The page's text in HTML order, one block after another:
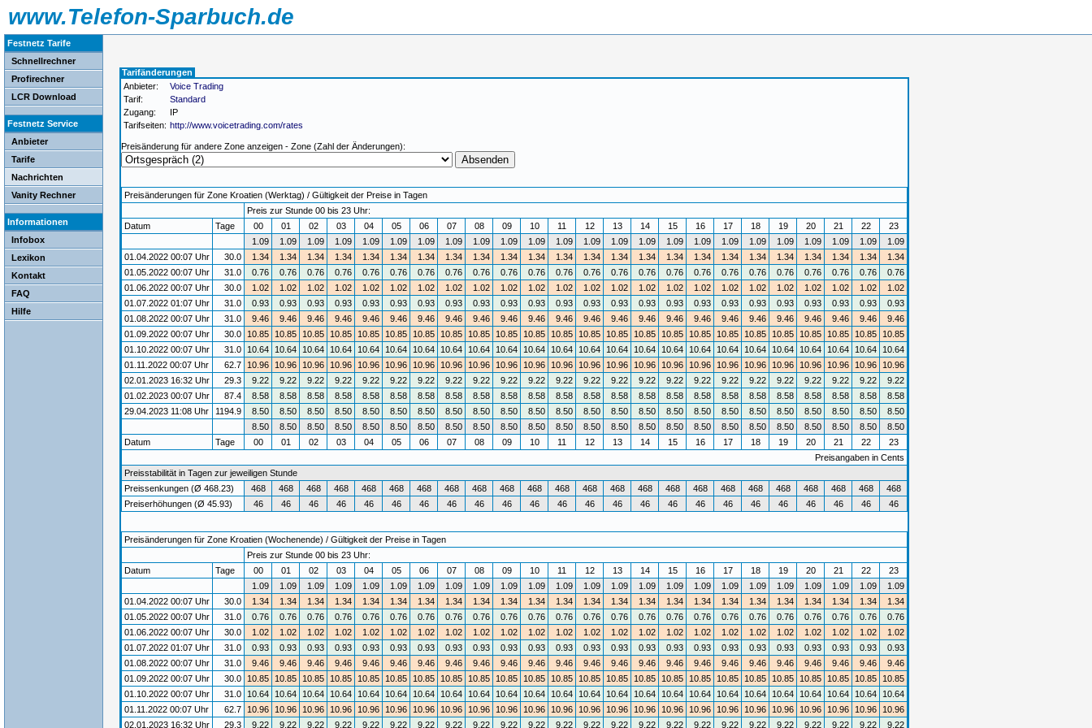
www.Telefon-Sparbuch.de
Festnetz Tarife
Schnellrechner
Profirechner
LCR Download
Festnetz Service
Anbieter
Tarife
Nachrichten
Vanity Rechner
Informationen
Infobox
Lexikon
Kontakt
FAQ
Hilfe
Tarifänderungen
Anbieter:
Voice Trading
Tarif:
Standard
Zugang:
IP
Tarifseiten: http://www.voicetrading.com/rates
Preisänderung für andere Zone anzeigen - Zone (Zahl der Änderungen):
Preisänderungen für Zone Kroatien (Werktag) / Gültigkeit der Preise in Tagen
Preis zur Stunde 00 bis 23 Uhr:
Datum
Tage 00 01 02 03 04 05 06 07 08 09 10 11 12 13 14 15 16 17 18 19 20 21 22
23
1.09
1.09 1.09 1.09 1.09 1.09 1.09 1.09 1.09 1.09 1.09 1.09 1.09 1.09 1.09 1.09 1.09 1.09 1.09 1.09 1.09 1.09 1.09
1.09
01.04.2022 00:07 Uhr
30.0 1.34 1.34 1.34 1.34 1.34 1.34 1.34 1.34 1.34 1.34 1.34 1.34 1.34 1.34 1.34 1.34 1.34 1.34 1.34 1.34 1.34 1.34 1.34
1.34
01.05.2022 00:07 Uhr
31.0 0.76 0.76 0.76 0.76 0.76 0.76 0.76 0.76 0.76 0.76 0.76 0.76 0.76 0.76 0.76 0.76 0.76 0.76 0.76 0.76 0.76 0.76 0.76
0.76
01.06.2022 00:07 Uhr
30.0 1.02 1.02 1.02 1.02 1.02 1.02 1.02 1.02 1.02 1.02 1.02 1.02 1.02 1.02 1.02 1.02 1.02 1.02 1.02 1.02 1.02 1.02 1.02
1.02
01.07.2022 01:07 Uhr
31.0 0.93 0.93 0.93 0.93 0.93 0.93 0.93 0.93 0.93 0.93 0.93 0.93 0.93 0.93 0.93 0.93 0.93 0.93 0.93 0.93 0.93 0.93 0.93
0.93
01.08.2022 00:07 Uhr
31.0 9.46 9.46 9.46 9.46 9.46 9.46 9.46 9.46 9.46 9.46 9.46 9.46 9.46 9.46 9.46 9.46 9.46 9.46 9.46 9.46 9.46 9.46 9.46
9.46
01.09.2022 00:07 Uhr
30.0 10.85 10.85 10.85 10.85 10.85 10.85 10.85 10.85 10.85 10.85 10.85 10.85 10.85 10.85 10.85 10.85 10.85 10.85 10.85 10.85 10.85 10.85 10.85
10.85
01.10.2022 00:07 Uhr
31.0 10.64 10.64 10.64 10.64 10.64 10.64 10.64 10.64 10.64 10.64 10.64 10.64 10.64 10.64 10.64 10.64 10.64 10.64 10.64 10.64 10.64 10.64 10.64
10.64
01.11.2022 00:07 Uhr
62.7 10.96 10.96 10.96 10.96 10.96 10.96 10.96 10.96 10.96 10.96 10.96 10.96 10.96 10.96 10.96 10.96 10.96 10.96 10.96 10.96 10.96 10.96 10.96
10.96
02.01.2023 16:32 Uhr
29.3 9.22 9.22 9.22 9.22 9.22 9.22 9.22 9.22 9.22 9.22 9.22 9.22 9.22 9.22 9.22 9.22 9.22 9.22 9.22 9.22 9.22 9.22 9.22
9.22
01.02.2023 00:07 Uhr
87.4 8.58 8.58 8.58 8.58 8.58 8.58 8.58 8.58 8.58 8.58 8.58 8.58 8.58 8.58 8.58 8.58 8.58 8.58 8.58 8.58 8.58 8.58 8.58
8.58
29.04.2023 11:08 Uhr
1194.9 8.50 8.50 8.50 8.50 8.50 8.50 8.50 8.50 8.50 8.50 8.50 8.50 8.50 8.50 8.50 8.50 8.50 8.50 8.50 8.50 8.50 8.50 8.50
8.50
8.50
8.50 8.50 8.50 8.50 8.50 8.50 8.50 8.50 8.50 8.50 8.50 8.50 8.50 8.50 8.50 8.50 8.50 8.50 8.50 8.50 8.50 8.50
8.50
Datum
Tage 00 01 02 03 04 05 06 07 08 09 10 11 12 13 14 15 16 17 18 19 20 21 22
23
Preisangaben in Cents
Preisstabilität in Tagen zur jeweiligen Stunde
Preissenkungen (Ø 468.23)
468 468 468 468 468 468 468 468 468 468 468 468 468 468 468 468 468 468 468 468 468 468 468
468
Preiserhöhungen (Ø 45.93)
46 46 46 46 46 46 46 46 46 46 46 46 46 46 46 46 46 46 46 46 46 46 46 46
Preisänderungen für Zone Kroatien (Wochenende) / Gültigkeit der Preise in Tagen
Preis zur Stunde 00 bis 23 Uhr:
Datum
Tage 00 01 02 03 04 05 06 07 08 09 10 11 12 13 14 15 16 17 18 19 20 21 22
23
1.09
1.09 1.09 1.09 1.09 1.09 1.09 1.09 1.09 1.09 1.09 1.09 1.09 1.09 1.09 1.09 1.09 1.09 1.09 1.09 1.09 1.09 1.09
1.09
01.04.2022 00:07 Uhr
30.0 1.34 1.34 1.34 1.34 1.34 1.34 1.34 1.34 1.34 1.34 1.34 1.34 1.34 1.34 1.34 1.34 1.34 1.34 1.34 1.34 1.34 1.34 1.34
1.34
01.05.2022 00:07 Uhr
31.0 0.76 0.76 0.76 0.76 0.76 0.76 0.76 0.76 0.76 0.76 0.76 0.76 0.76 0.76 0.76 0.76 0.76 0.76 0.76 0.76 0.76 0.76 0.76
0.76
01.06.2022 00:07 Uhr
30.0 1.02 1.02 1.02 1.02 1.02 1.02 1.02 1.02 1.02 1.02 1.02 1.02 1.02 1.02 1.02 1.02 1.02 1.02 1.02 1.02 1.02 1.02 1.02
1.02
01.07.2022 01:07 Uhr
31.0 0.93 0.93 0.93 0.93 0.93 0.93 0.93 0.93 0.93 0.93 0.93 0.93 0.93 0.93 0.93 0.93 0.93 0.93 0.93 0.93 0.93 0.93 0.93
0.93
01.08.2022 00:07 Uhr
31.0 9.46 9.46 9.46 9.46 9.46 9.46 9.46 9.46 9.46 9.46 9.46 9.46 9.46 9.46 9.46 9.46 9.46 9.46 9.46 9.46 9.46 9.46 9.46
9.46
01.09.2022 00:07 Uhr
30.0 10.85 10.85 10.85 10.85 10.85 10.85 10.85 10.85 10.85 10.85 10.85 10.85 10.85 10.85 10.85 10.85 10.85 10.85 10.85 10.85 10.85 10.85 10.85
10.85
01.10.2022 00:07 Uhr
31.0 10.64 10.64 10.64 10.64 10.64 10.64 10.64 10.64 10.64 10.64 10.64 10.64 10.64 10.64 10.64 10.64 10.64 10.64 10.64 10.64 10.64 10.64 10.64
10.64
01.11.2022 00:07 Uhr
62.7 10.96 10.96 10.96 10.96 10.96 10.96 10.96 10.96 10.96 10.96 10.96 10.96 10.96 10.96 10.96 10.96 10.96 10.96 10.96 10.96 10.96 10.96 10.96
10.96
02.01.2023 16:32 Uhr
29.3 9.22 9.22 9.22 9.22 9.22 9.22 9.22 9.22 9.22 9.22 9.22 9.22 9.22 9.22 9.22 9.22 9.22 9.22 9.22 9.22 9.22 9.22 9.22 9.22